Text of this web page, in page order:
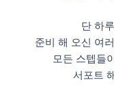
단 하
준비 해 오신 여
모든 스텝들
서포트